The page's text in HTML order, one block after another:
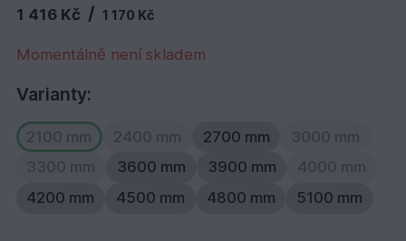
1 416 Kč / 1 170 Kč
Momentálně není skladem
Varianty:
2100 mm 2400 mm 2700 mm
3000 mm
3300 mm
3600 mm 3900 mm
4000 mm
4200 mm
4500 mm 4800 mm 5100 mm